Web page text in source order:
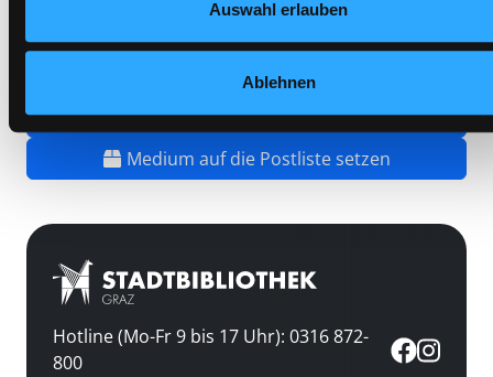
Auswahl erlauben
Ablehnen
Vorbestellen
Medium auf die Postliste setzen
Hotline (Mo-Fr 9 bis 17 Uhr): 0316 872-
800